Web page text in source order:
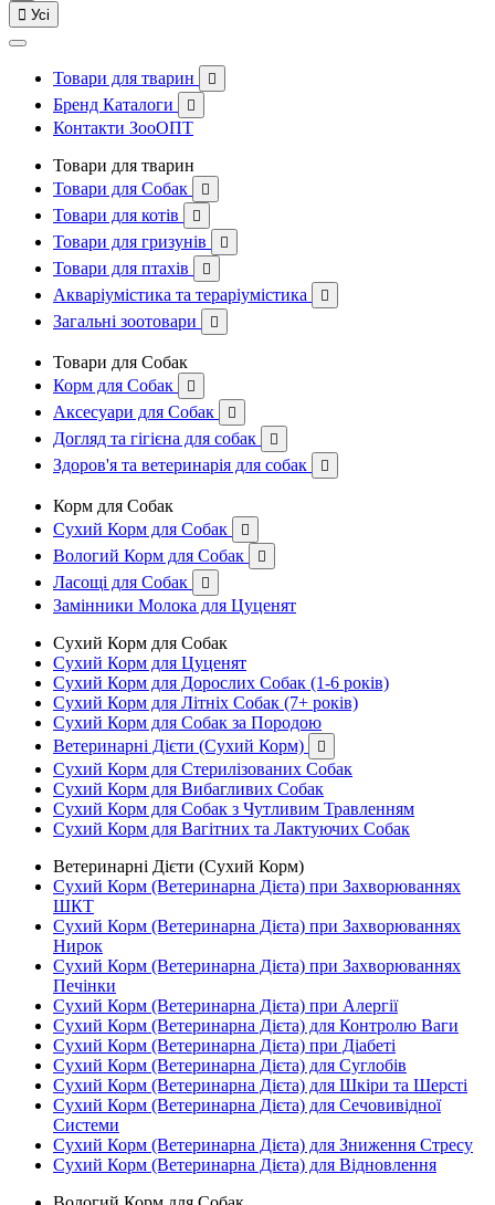
 Усі
Товари для тварин 
Бренд Каталоги 
Контакти ЗооОПТ
Товари для тварин
Товари для Собак

Товари для котів 
Товари для гризунів 
Товари для птахів 
Акваріумістика та тераріумістика 
Загальні зоотовари 
Товари для Собак
Корм для Собак

Аксесуари для Собак 
Догляд та гігієна для собак 
Здоров'я та ветеринарія для собак 
Корм для Собак
Сухий Корм для Собак

Вологий Корм для Собак 
Ласощі для Собак 
Замінники Молока для Цуценят
Сухий Корм для Собак
Сухий Корм для Цуценят
Сухий Корм для Дорослих Собак (1-6 років)
Сухий Корм для Літніх Собак (7+ років)
Сухий Корм для Собак за Породою
Ветеринарні Дієти (Сухий Корм)

Сухий Корм для Стерилізованих Собак
Сухий Корм для Вибагливих Собак
Сухий Корм для Собак з Чутливим Травленням
Сухий Корм для Вагітних та Лактуючих Собак
Ветеринарні Дієти (Сухий Корм)
Сухий Корм (Ветеринарна Дієта) при Захворюваннях
ШКТ
Сухий Корм (Ветеринарна Дієта) при Захворюваннях
Нирок
Сухий Корм (Ветеринарна Дієта) при Захворюваннях
Печінки
Сухий Корм (Ветеринарна Дієта) при Алергії
Сухий Корм (Ветеринарна Дієта) для Контролю Ваги
Сухий Корм (Ветеринарна Дієта) при Діабеті
Сухий Корм (Ветеринарна Дієта) для Суглобів
Сухий Корм (Ветеринарна Дієта) для Шкіри та Шерсті
Сухий Корм (Ветеринарна Дієта) для Сечовивідної
Системи
Сухий Корм (Ветеринарна Дієта) для Зниження Стресу
Сухий Корм (Ветеринарна Дієта) для Відновлення